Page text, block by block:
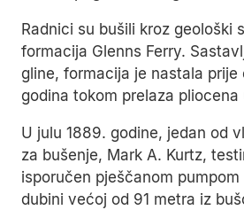
Radnici su bušili kroz geološki
formacija Glenns Ferry.
gline, formacija je nastala prije
godina tokom prelaza
U julu 1889. godine, jedan od
za bušenje, Mark A. Kurtz,
isporučen pješčanom
dubini većoj od 91 metra iz